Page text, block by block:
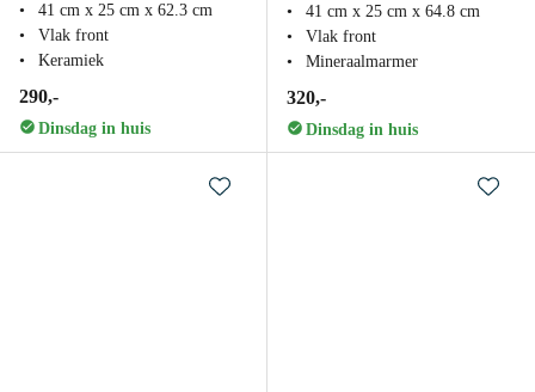
41 cm x 25 cm x 62.3 cm
Vlak front
Keramiek
290,-
Dinsdag in huis
41 cm x 25 cm x 64.8 cm
Vlak front
Mineraalmarmer
320,-
Dinsdag in huis